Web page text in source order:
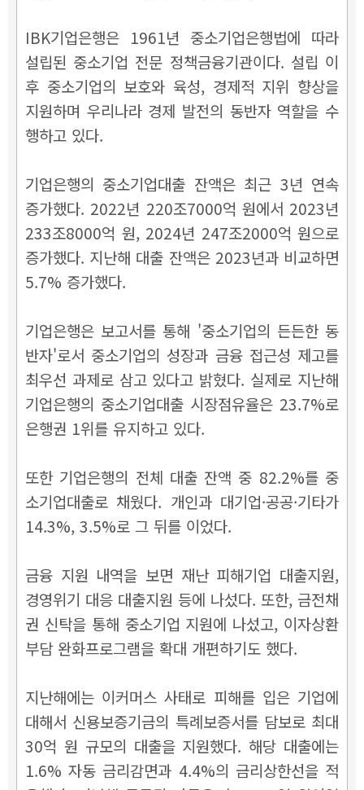
IBK기업은행은 1961년 중소기업은행법에 따라
설립된 중소기업 전문 정책금융기관이다. 설립 이
후 중소기업의 보호와 육성, 경제적 지위 향상을
지원하며 우리나라 경제 발전의 동반자 역할을 수
행하고 있다.
기업은행의 중소기업대출 잔액은 최근 3년 연속
증가했다. 2022년 220조7000억 원에서 2023년
233조8000억 원, 2024년 247조2000억 원으로
증가했다. 지난해 대출 잔액은 2023년과 비교하면
5.7% 증가했다.
기업은행은 보고서를 통해 '중소기업의 든든한 동
반자'로서 중소기업의 성장과 금융 접근성 제고를
최우선 과제로 삼고 있다고 밝혔다. 실제로 지난해
기업은행의 중소기업대출 시장점유율은 23.7%로
은행권 1위를 유지하고 있다.
또한 기업은행의 전체 대출 잔액 중 82.2%를 중
소기업대출로 채웠다. 개인과 대기업·공공·기타가
14.3%, 3.5%로 그 뒤를 이었다.
금융 지원 내역을 보면 재난 피해기업 대출지원,
경영위기 대응 대출지원 등에 나섰다. 또한, 금전채
권 신탁을 통해 중소기업 지원에 나섰고, 이자상환
부담 완화프로그램을 확대 개편하기도 했다.
지난해에는 이커머스 사태로 피해를 입은 기업에
대해서 신용보증기금의 특례보증서를 담보로 최대
30억 원 규모의 대출을 지원했다. 해당 대출에는
1.6% 자동 금리감면과 4.4%의 금리상한선을 적